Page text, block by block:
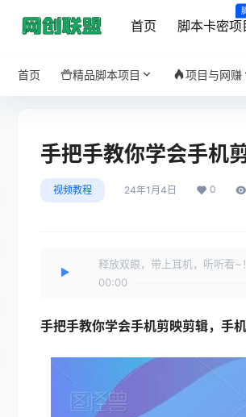
首页 脚本卡密项
首页 精品脚本项目 项目与网赚
手把手教你学会手机
视频教程 24年1月4日 0
释放双眼，带上耳机，听听看~！
00:00
手把手教你学会手机剪映剪辑， 手